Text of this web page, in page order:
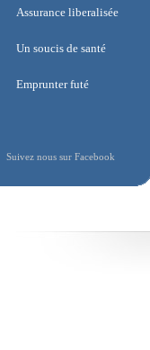
Informations DGCCRF
Assurance liberalisée
Assurance liberalisée
Un soucis de santé
Un soucis de santé
Emprunter futé
Suivez nous sur Facebook